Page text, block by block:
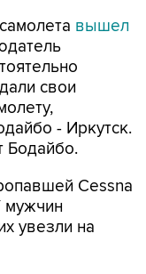
вышел
свои
- Иркутск.
Бодайбо.
Cessna
мужчин
увезли на